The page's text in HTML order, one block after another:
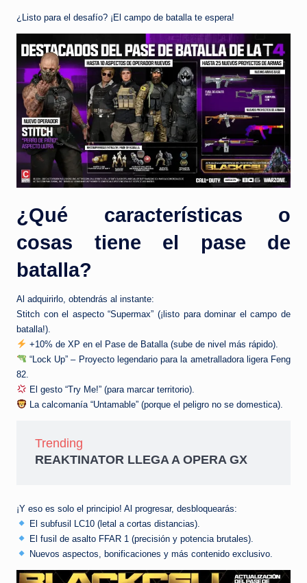
¿Listo para el desafío? ¡El campo de batalla te espera!
¿Qué características o
cosas tiene el pase de
batalla?
Al adquirirlo, obtendrás al instante:
Stitch con el aspecto “Supermax” (¡listo para dominar el campo de
batalla!).
+10% de XP en el Pase de Batalla (sube de nivel más rápido).
“Lock Up” – Proyecto legendario para la ametralladora ligera Feng
82.
El gesto “Try Me!” (para marcar territorio).
La calcomanía “Untamable” (porque el peligro no se domestica).
Trending
REAKTINATOR LLEGA A OPERA GX
¡Y eso es solo el principio! Al progresar, desbloquearás:
El subfusil LC10 (letal a cortas distancias).
El fusil de asalto FFAR 1 (precisión y potencia brutales).
Nuevos aspectos, bonificaciones y más contenido exclusivo.